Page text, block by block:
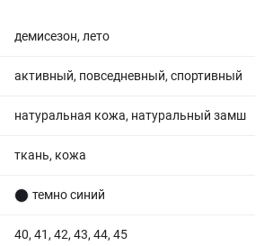
демисезон, лето
активный, повседневный, спортивный
натуральная кожа, натуральный замш
ткань, кожа
темно синий
40, 41, 42, 43, 44, 45